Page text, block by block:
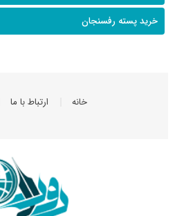
خرید پسته رفسنجان
خانه ارتباط با ما